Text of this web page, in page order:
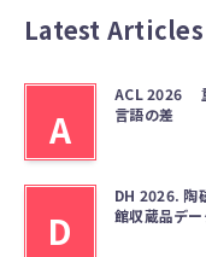
Latest Articles
A
ACL 2026
言語の差
D
DH 2026. 陶
館収蔵品デ